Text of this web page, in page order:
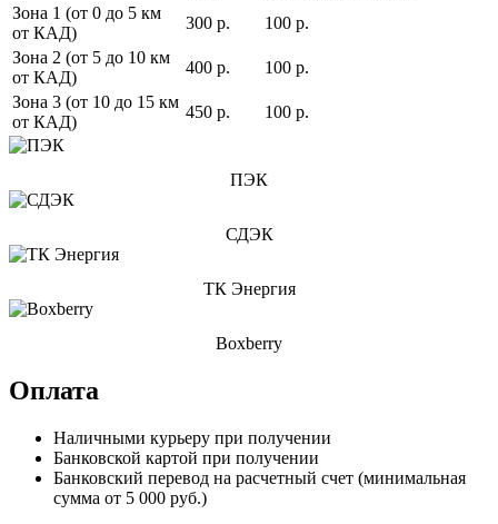
Зона 1 (от 0 до 5 км
от КАД)
300 р.
100 р.
Зона 2 (от 5 до 10 км
от КАД)
400 р.
100 р.
Зона 3 (от 10 до 15 км
от КАД)
450 р. 100 р.
ПЭК
СДЭК
ТК Энергия
Boxberry
Оплата
Наличными курьеру при получении
Банковской картой при получении
Банковский перевод на расчетный счет (минимальная
сумма от 5 000 руб.)